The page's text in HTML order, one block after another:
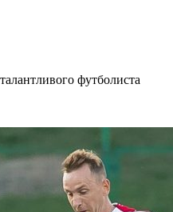
футболиста